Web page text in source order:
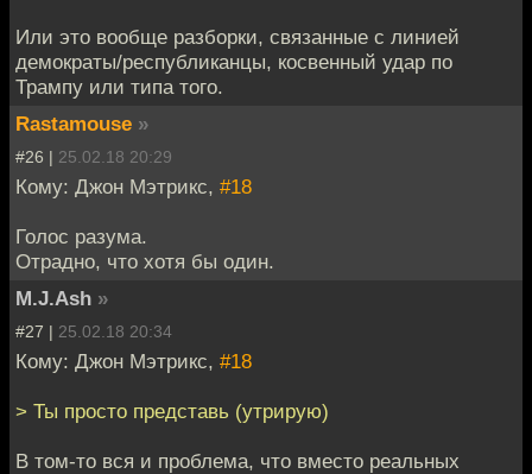
Или это вообще разборки, связанные с линией
демократы/республиканцы, косвенный удар по
Трампу или типа того.
Rastamouse »
#26 | 25.02.18 20:29
Кому: Джон Мэтрикс, #18
Голос разума.
Отрадно, что хотя бы один.
M.J.Ash »
#27 | 25.02.18 20:34
Кому: Джон Мэтрикс, #18
> Ты просто представь (утрирую)
В том-то вся и проблема, что вместо реальных